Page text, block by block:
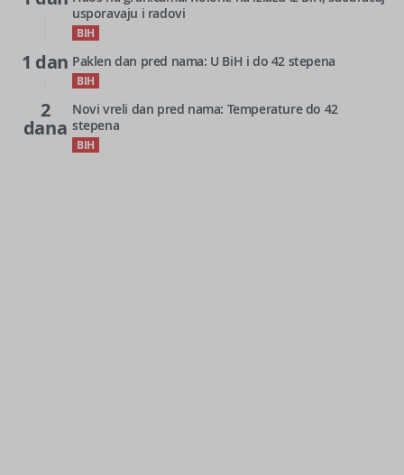
usporavaju i radovi
BIH
1 dan Paklen dan pred nama: U BiH i do 42 stepena
BIH
2
dana
Novi vreli dan pred nama: Temperature do 42
stepena
BIH